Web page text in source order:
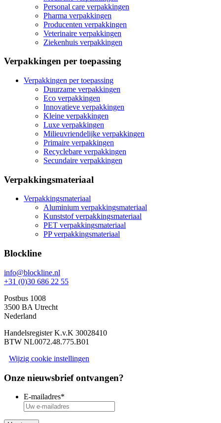
Personal care verpakkingen
Pharma verpakkingen
Producenten verpakkingen
Veterinaire verpakkingen
Ziekenhuis verpakkingen
Verpakkingen per toepassing
Verpakkingen per toepassing
Duurzame verpakkingen
Eco verpakkingen
Innovatieve verpakkingen
Kleine verpakkingen
Luxe verpakkingen
Milieuvriendelijke verpakkingen
Primaire verpakkingen
Recyclebare verpakkingen
Secundaire verpakkingen
Verpakkingsmateriaal
Verpakkingsmateriaal
Aluminium verpakkingsmateriaal
Kunststof verpakkingsmateriaal
PET verpakkingsmateriaal
PP verpakkingsmateriaal
Blockline
info@blockline.nl
+31 (0)30 686 22 55
Postbus 1008
3500 BA Utrecht
Nederland
Handelsregister K.v.K 30028410
BTW NL0072.48.775.B01
Wijzig cookie instellingen
Onze nieuwsbrief ontvangen?
E-mailadres*